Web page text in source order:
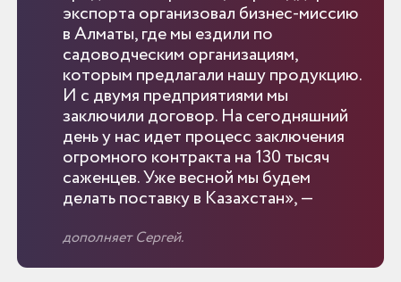
экспорта организовал бизнес-миссию
в Алматы, где мы ездили по
садоводческим организациям,
которым предлагали нашу продукцию.
И с двумя предприятиями мы
заключили договор. На сегодняшний
день у нас идет процесс заключения
огромного контракта на 130 тысяч
саженцев. Уже весной мы будем
делать поставку в Казахстан», —
дополняет Сергей.